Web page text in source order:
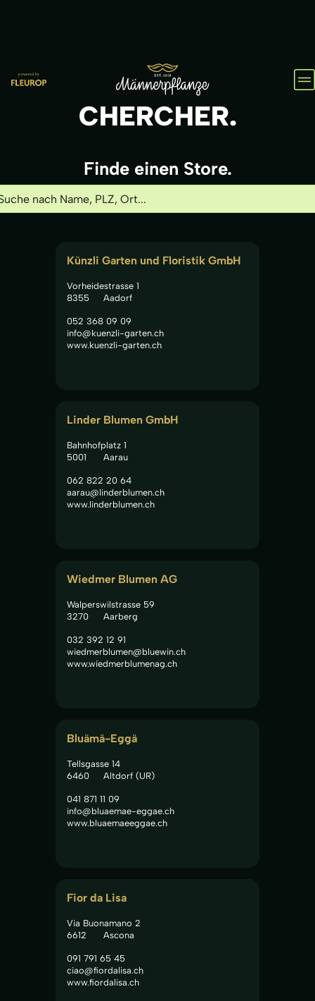
VA LE
CHERCHER.
Finde einen Store.
Künzli Garten und Floristik GmbH
Vorheidestrasse 1
8355
Aadorf
052 368 09 09
info@kuenzli-garten.ch
www.kuenzli-garten.ch
Linder Blumen GmbH
Bahnhofplatz 1
5001
Aarau
062 822 20 64
aarau@linderblumen.ch
www.linderblumen.ch
Wiedmer Blumen AG
Walperswilstrasse 59
3270
Aarberg
032 392 12 91
wiedmerblumen@bluewin.ch
www.wiedmerblumenag.ch
Bluämä-Eggä
Tellsgasse 14
6460
Altdorf (UR)
041 871 11 09
info@bluaemae-eggae.ch
www.bluaemaeeggae.ch
Fior da Lisa
Via Buonamano 2
6612
Ascona
091 791 65 45
ciao@fiordalisa.ch
www.fiordalisa.ch